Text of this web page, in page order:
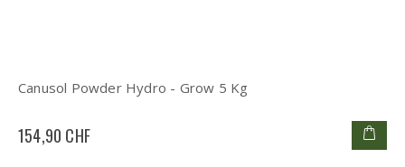
Canusol Powder Hydro - Grow 5 Kg
154,90 CHF